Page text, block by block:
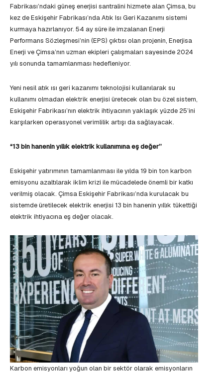
Fabrikası’ndaki güneş enerjisi santralini hizmete alan Çimsa, bu
kez de Eskişehir Fabrikası’nda Atık Isı Geri Kazanımı sistemi
kurmaya hazırlanıyor. 54 ay süre ile imzalanan Enerji
Performans Sözleşmesi’nin (EPS) çıktısı olan projenin, Enerjisa
Enerji ve Çimsa’nın uzman ekipleri çalışmaları sayesinde 2024
yılı sonunda tamamlanması hedefleniyor.
Yeni nesil atık ısı geri kazanımı teknolojisi kullanılarak su
kullanımı olmadan elektrik enerjisi üretecek olan bu özel sistem,
Eskişehir Fabrikası’nın elektrik ihtiyacının yaklaşık yüzde 25’ini
karşılarken operasyonel verimlilik artışı da sağlayacak.
“13 bin hanenin yıllık elektrik kullanımına eş değer’’
Eskişehir yatırımının tamamlanması ile yılda 19 bin ton karbon
emisyonu azaltılarak iklim krizi ile mücadelede önemli bir katkı
verilmiş olacak. Çimsa Eskişehir Fabrikası’nda kurulacak bu
sistemde üretilecek elektrik enerjisi 13 bin hanenin yıllık tükettiği
elektrik ihtiyacına eş değer olacak.
Karbon emisyonları yoğun olan bir sektör olarak emisyonların